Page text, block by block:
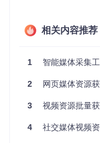
从零开始：环境
要开始使用这款工具
统已安装Python 3.8
git clone
相关内容推荐
1 智能媒体采集
2 网页媒体资源
3 视频资源批量获取
4 社交媒体视频资